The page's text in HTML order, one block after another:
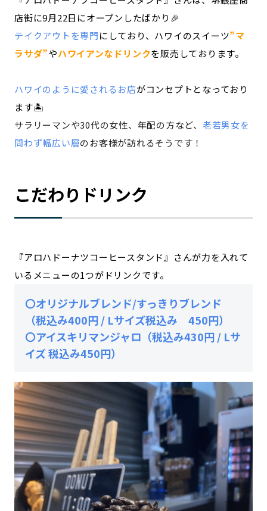
店街に9月22日にオープンしたばかり🎉
テイクアウトを専門にしており、ハワイのスイーツ”マ
ラサダ”やハワイアンなドリンクを販売しております。
ハワイのように愛されるお店がコンセプトとなっており
ます🏝️
サラリーマンや30代の女性、年配の方など、 老若男女を
問わず幅広い層のお客様が訪れるそうです！
こだわりドリンク
『アロハドーナツコーヒースタンド』さんが力を入れて
いるメニューの1つがドリンクです。
〇オリジナルブレンド/すっきりブレンド
（税込み400円 / Lサイズ税込み 450円）
〇アイスキリマンジャロ（税込み430円 / Lサ
イズ 税込み450円）